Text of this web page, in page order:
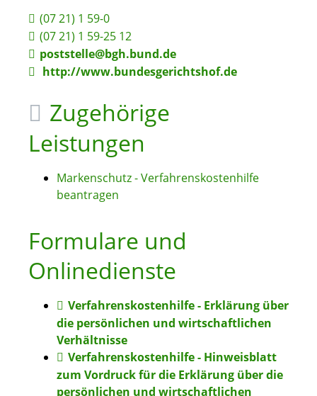
(07 21) 1 59-0
(07 21) 1 59-25 12
poststelle@bgh.bund.de
http://www.bundesgerichtshof.de
Zugehörige
Leistungen
Markenschutz - Verfahrenskostenhilfe
beantragen
Formulare und
Onlinedienste
Verfahrenskostenhilfe - Erklärung über
die persönlichen und wirtschaftlichen
Verhältnisse
Verfahrenskostenhilfe - Hinweisblatt
zum Vordruck für die Erklärung über die
persönlichen und wirtschaftlichen